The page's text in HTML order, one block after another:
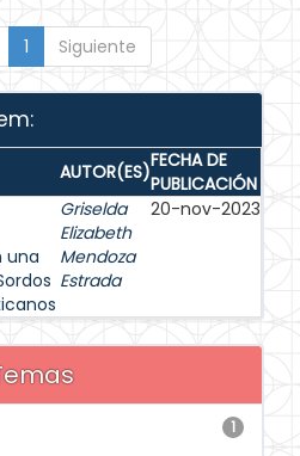
1 Siguiente
AUTOR(ES)FECHA DE
PUBLICACIÓN
una
Griselda
Elizabeth
Mendoza
Estrada
20-nov-2023
1